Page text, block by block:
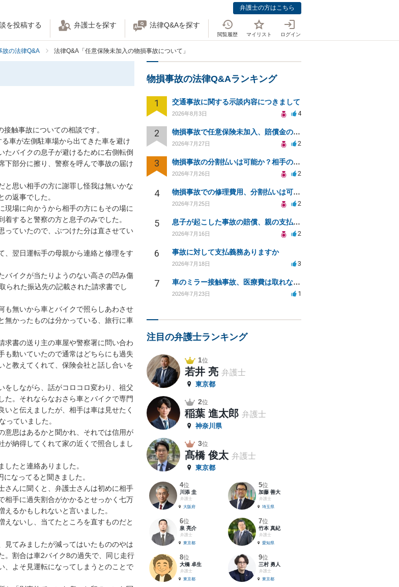
弁護士の方はこちら
を投稿する 弁護士を探す 法律Q&Aを探す
閲覧履歴 マイリスト ログイン
故の法律Q&A 法律Q&A「任意保険未加入の物損事故について」
触事故についての相談です。
車が左側駐車場から出てきた車を避け
たバイクの息子が避けるために右側転倒
下部分に擦り、警察を呼んで事故の届け
と思い相手の方に謝罪し怪我は無いかな
返事でした。
現場に向かうから相手の方にもその場に
すると警察の方と息子のみでした。
っていたので、ぶつけた分は直させてい
、翌日運転手の母親から連絡と修理をす
バイクが当たりようのない高さの凹み傷
られた振込先の記載された請求書でし
も無いから車とバイクで照らしあわさせ
無かったものは分かっている、旅行に車
求書の送り主の車屋や警察署に問い合わ
も動いていたので通常はどちらにも過失
と教えてくれて、保険会社と話し合いを
をしながら、話がコロコロ変わり、祖父
た。それならなおさら車とバイクで専門
と伝えましたが、相手は車は見せたく
っていました。
意思はあるかと聞かれ、それでは信用が
が納得してくれて家の近くで照合しまし
たと連絡ありました。
なってると聞きました。
さんに聞くと、弁護士さんは初めに相手
相手に過失割合がかかるとせっかく七万
るかもしれないと言いました。
ないし、当てたところを直すものだと
見てみましたが減ってはいたもののやは
。割合は車2バイク8の過失で、同じ走行
、よそ見運転になってしまうとのことで
物損事故の法律Q&Aランキング
1 交通事故に関する示談内容につきまして
2026年8月3日 4
2 物損事故で任意保険未加入、賠償金の分割払いは可能か？
2026年7月27日 2
3 物損事故の分割払いは可能か？相手の威圧への対処法
2026年7月26日 2
4 物損事故での修理費用、分割払いは可能ですか？
2026年7月25日 2
5 息子が起こした事故の賠償、親の支払義務と対策は？
2026年7月16日 2
6 事故に対して支払義務ありますか
2026年7月18日 3
7 車のミラー接触事故、医療費は取れないのでしょうか？
2026年7月23日 1
注目の弁護士ランキング
1位
若井 亮 弁護士
東京都
2位
稲葉 進太郎 弁護士
神奈川県
3位
髙橋 俊太 弁護士
東京都
4位
川添 圭
弁護士
大阪府
5位
加藤 善大
弁護士
埼玉県
6位
泉 亮介
弁護士
東京都
7位
竹本 真紀
弁護士
愛知県
8位
大橋 卓生
弁護士
東京都
9位
三村 勇人
弁護士
東京都